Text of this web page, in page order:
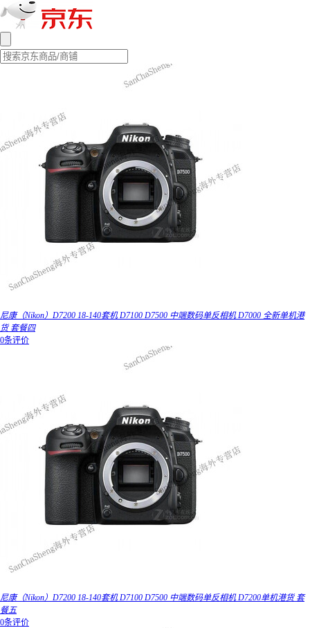
尼康（Nikon）D7200 18-140套机 D7100 D7500 中端数码单反相机 D7000 全新单机港
货 套餐四
0条评价
尼康（Nikon）D7200 18-140套机 D7100 D7500 中端数码单反相机 D7200单机港货 套
餐五
0条评价